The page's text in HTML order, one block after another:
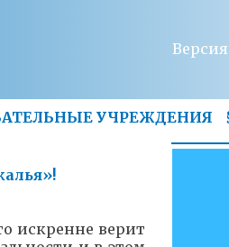
УЧРЕЖДЕНИЯ
искренне верит